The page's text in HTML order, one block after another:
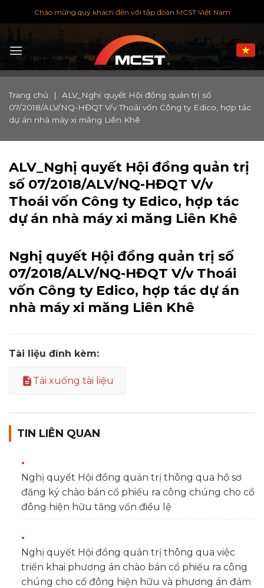
đến
nội
dung
Chào mừng quý khách đến với tập đoàn MCST Việt Nam
Trang chủ |
ALV_Nghị quyết Hội đồng quản trị số
07/2018/ALV/NQ-HĐQT V/v Thoái vốn Công ty Edico, hợp tác
dự án nhà máy xi măng Liên Khê
ALV_Nghị quyết Hội đồng quản trị
số 07/2018/ALV/NQ-HĐQT V/v
Thoái vốn Công ty Edico, hợp tác
dự án nhà máy xi măng Liên Khê
Nghị quyết Hội đồng quản trị số
07/2018/ALV/NQ-HĐQT V/v Thoái
vốn Công ty Edico, hợp tác dự án
nhà máy xi măng Liên Khê
Tài liệu đính kèm:
Tải xuống tài liệu
TIN LIÊN QUAN
Nghị quyết Hội đồng quản trị thông qua hồ sơ
đăng ký chào bán cổ phiếu ra công chúng cho cổ
đông hiện hữu tăng vốn điều lệ
Nghị quyết Hội đồng quản trị thông qua việc
triển khai phương án chào bán cổ phiếu ra công
chúng cho cổ đông hiện hữu và phương án đảm